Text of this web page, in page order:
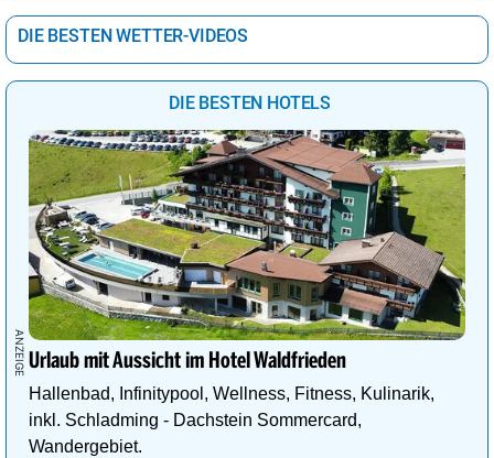
DIE BESTEN WETTER-VIDEOS
DIE BESTEN HOTELS
Urlaub mit Aussicht im Hotel Waldfrieden
Hallenbad, Infinitypool, Wellness, Fitness, Kulinarik,
inkl. Schladming - Dachstein Sommercard,
Wandergebiet.